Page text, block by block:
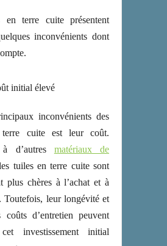
en terre cuite présentent
inconvénients dont
initial élevé
inconvénients des
cuite est leur coût.
à d’autres matériaux de
tuiles en terre cuite sont
plus chères à l’achat et à
Toutefois, leur longévité et
coûts d’entretien peuvent
cet investissement initial